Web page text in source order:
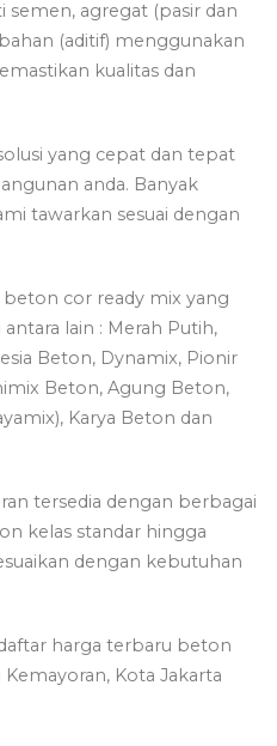
agregat (pasir dan
(aditif) menggunakan
kualitas dan
yang cepat dan tepat
anda. Banyak
tawarkan sesuai dengan
cor ready mix yang
lain : Merah Putih,
Beton, Dynamix, Pionir
Beton, Agung Beton,
Karya Beton dan
tersedia dengan berbagai
kelas standar hingga
dengan kebutuhan
harga terbaru beton
Kota Jakarta